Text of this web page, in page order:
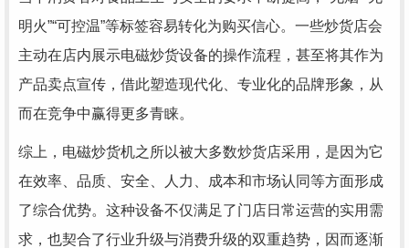
明火”“可控温”等标签容易转化为购买信心。一些炒货店会
主动在店内展示电磁炒货设备的操作流程，甚至将其作为
产品卖点宣传，借此塑造现代化、专业化的品牌形象，从
而在竞争中赢得更多青睐。
综上，电磁炒货机之所以被大多数炒货店采用，是因为它
在效率、品质、安全、人力、成本和市场认同等方面形成
了综合优势。这种设备不仅满足了门店日常运营的实用需
求，也契合了行业升级与消费升级的双重趋势，因而逐渐